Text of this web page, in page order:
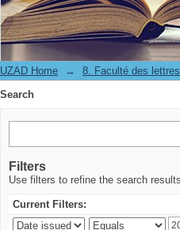
UZAD Home →
Search
Filters
Use filters to refine the search
Current Filters: